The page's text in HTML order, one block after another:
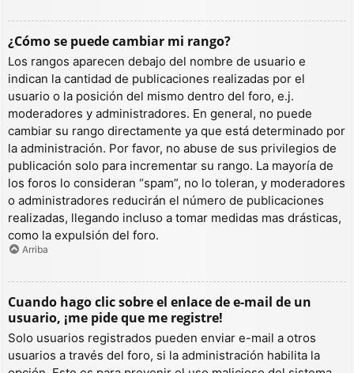
¿Cómo se puede cambiar mi rango?
Los rangos aparecen debajo del nombre de usuario e
indican la cantidad de publicaciones realizadas por el
usuario o la posición del mismo dentro del foro, e.j.
moderadores y administradores. En general, no puede
cambiar su rango directamente ya que está determinado por
la administración. Por favor, no abuse de sus privilegios de
publicación solo para incrementar su rango. La mayoría de
los foros lo consideran “spam”, no lo toleran, y moderadores
o administradores reducirán el número de publicaciones
realizadas, llegando incluso a tomar medidas mas drásticas,
como la expulsión del foro.
Arriba
Cuando hago clic sobre el enlace de e-mail de un
usuario, ¡me pide que me registre!
Solo usuarios registrados pueden enviar e-mail a otros
usuarios a través del foro, si la administración habilita la